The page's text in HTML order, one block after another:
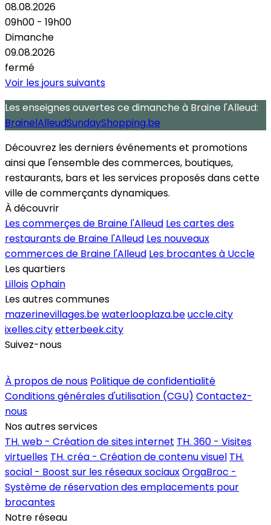
08.08.2026
09h00 - 19h00
Dimanche
09.08.2026
fermé
Voir les jours suivants
Les enseignes ouvertes ce dimanche à Braine l'Alleud:
BrainelAlleudSundayShopping.be
Découvrez les derniers événements et promotions
ainsi que l'ensemble des commerces, boutiques,
restaurants, bars et les services proposés dans cette
ville de commerçants dynamiques.
À découvrir
Les commerçes de Braine l'Alleud Les cartes des
restaurants de Braine l'Alleud Les nouveaux
commerces de Braine l'Alleud Les brocantes à Uccle
Les quartiers
LilloisOphain
Les autres communes
mazerinevillages.bewaterlooplaza.beuccle.city
ixelles.cityetterbeek.city
Suivez-nous
À propos de nous Politique de confidentialité
Conditions générales d'utilisation (CGU) Contactez-
nous
Nos autres services
TH. web - Création de sites internet TH. 360 - Visites
virtuelles TH. créa - Création de contenu visuel TH.
social - Boost sur les réseaux sociauxOrgaBroc -
Système de réservation des emplacements pour
brocantes
Notre réseau